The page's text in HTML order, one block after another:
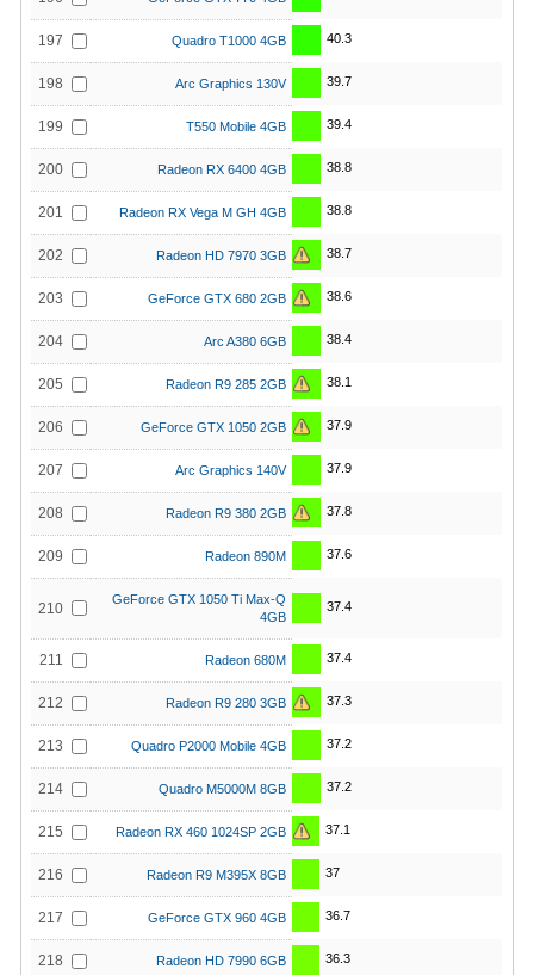
197 Quadro T1000 4GB 40.3
198 Arc Graphics 130V 39.7
199 T550 Mobile 4GB 39.4
200 Radeon RX 6400 4GB 38.8
201 Radeon RX Vega M GH 4GB 38.8
202 Radeon HD 7970 3GB 38.7
203 GeForce GTX 680 2GB 38.6
204 Arc A380 6GB 38.4
205 Radeon R9 285 2GB 38.1
206 GeForce GTX 1050 2GB 37.9
207 Arc Graphics 140V 37.9
208 Radeon R9 380 2GB 37.8
209 Radeon 890M 37.6
210
GeForce GTX 1050 Ti Max-Q
4GB
37.4
211 Radeon 680M 37.4
212 Radeon R9 280 3GB 37.3
213 Quadro P2000 Mobile 4GB 37.2
214 Quadro M5000M 8GB 37.2
215 Radeon RX 460 1024SP 2GB 37.1
216 Radeon R9 M395X 8GB 37
217 GeForce GTX 960 4GB 36.7
218 Radeon HD 7990 6GB 36.3